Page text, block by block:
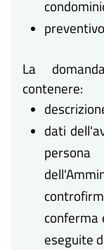
La
contenere:
dati
conferma
eseguite